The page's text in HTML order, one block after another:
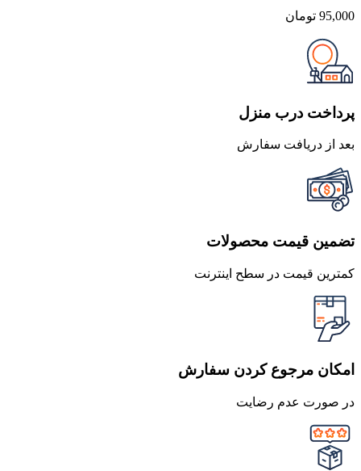
95,000 تومان
پرداخت درب منزل
بعد از دریافت سفارش
تضمین قیمت محصولات
کمترین قیمت در سطح اینترنت
امکان مرجوع کردن سفارش
در صورت عدم رضایت